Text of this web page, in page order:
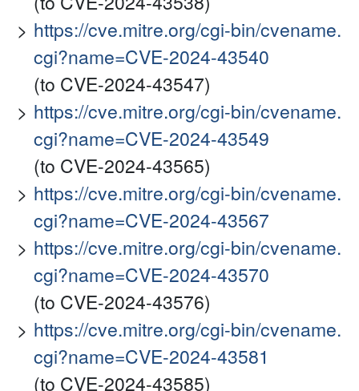
https://cve.mitre.org/cgi-bin/cvename.
cgi?name=CVE-2024-43540
(to CVE-2024-43547)
https://cve.mitre.org/cgi-bin/cvename.
cgi?name=CVE-2024-43549
(to CVE-2024-43565)
https://cve.mitre.org/cgi-bin/cvename.
cgi?name=CVE-2024-43567
https://cve.mitre.org/cgi-bin/cvename.
cgi?name=CVE-2024-43570
(to CVE-2024-43576)
https://cve.mitre.org/cgi-bin/cvename.
cgi?name=CVE-2024-43581
(to CVE-2024-43585)